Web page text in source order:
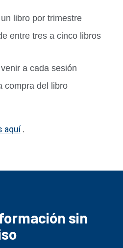
libro por trimestre
entre tres a cinco libros
a cada sesión
compra del libro
aquí.
sin